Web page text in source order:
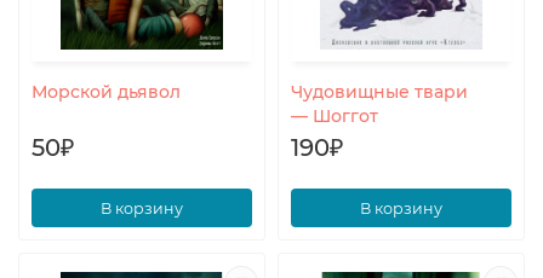
Морской дьявол
50₽
В корзину
Чудовищные твари
— Шоггот
190₽
В корзину